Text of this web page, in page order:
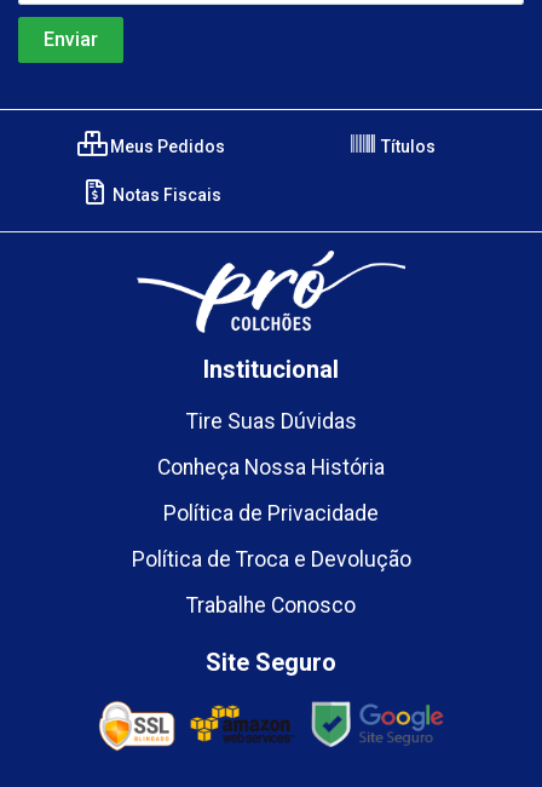
Meus Pedidos Títulos
Notas Fiscais
Institucional
Tire Suas Dúvidas
Conheça Nossa História
Política de Privacidade
Política de Troca e Devolução
Trabalhe Conosco
Site Seguro